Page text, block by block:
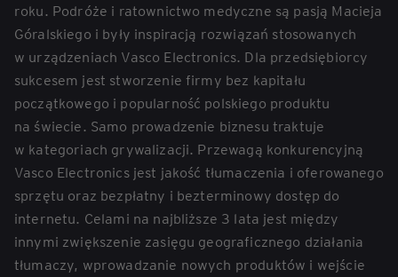
roku. Podróże i ratownictwo medyczne są pasją Macieja
Góralskiego i były inspiracją rozwiązań stosowanych
w urządzeniach Vasco Electronics. Dla przedsiębiorcy
sukcesem jest stworzenie firmy bez kapitału
początkowego i popularność polskiego produktu
na świecie. Samo prowadzenie biznesu traktuje
w kategoriach grywalizacji. Przewagą konkurencyjną
Vasco Electronics jest jakość tłumaczenia i oferowanego
sprzętu oraz bezpłatny i bezterminowy dostęp do
internetu. Celami na najbliższe 3 lata jest między
innymi zwiększenie zasięgu geograficznego działania
tłumaczy, wprowadzanie nowych produktów i wejście